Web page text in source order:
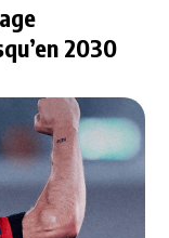
2030